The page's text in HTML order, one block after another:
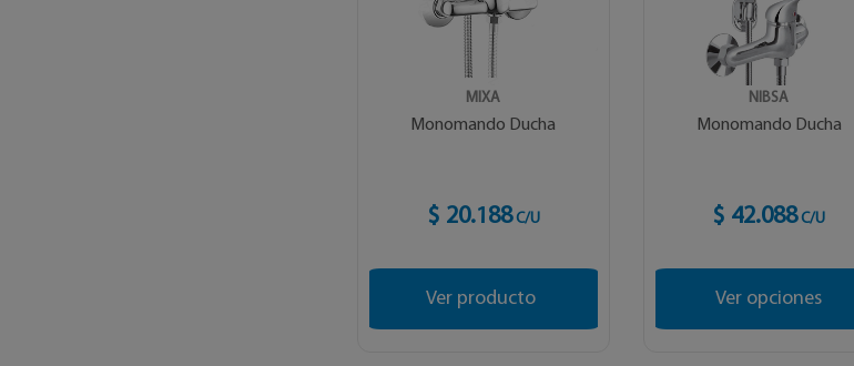
MIXA
Monomando Ducha
$ 20.188 C/U
Ver producto
NIBSA
Monomando Ducha
$ 42.088 C/U
Ver opciones